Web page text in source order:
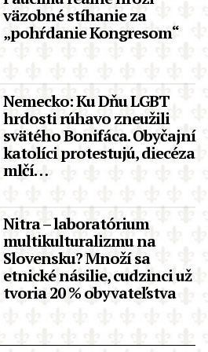
väzobné stíhanie za
„pohŕdanie Kongresom“
Nemecko: Ku Dňu LGBT
hrdosti rúhavo zneužili
svätého Bonifáca. Obyčajní
katolíci protestujú, diecéza
mlčí…
Nitra – laboratórium
multikulturalizmu na
Slovensku? Množí sa
etnické násilie, cudzinci už
tvoria 20 % obyvateľstva